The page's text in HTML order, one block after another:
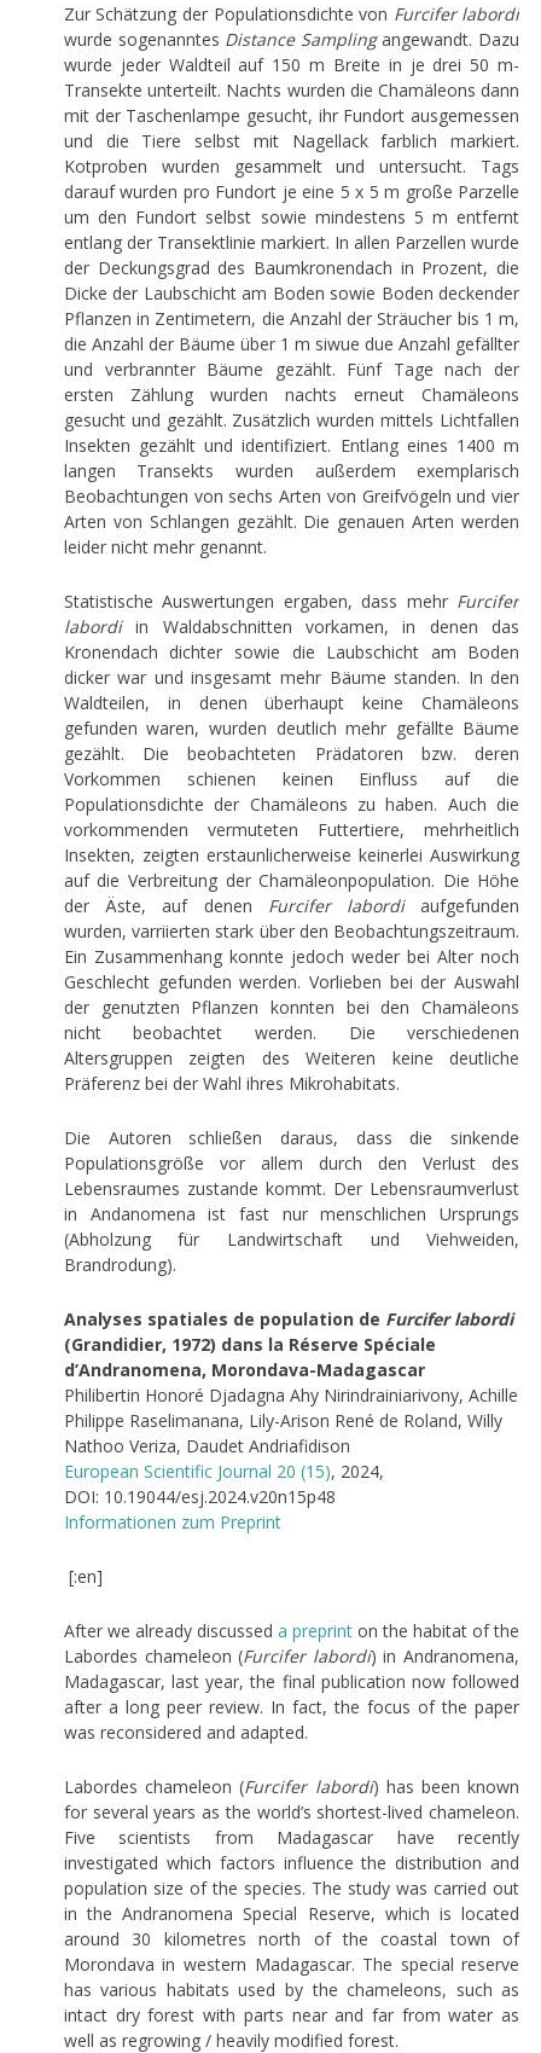
Zur Schätzung der Populationsdichte von Furcifer labordi
wurde sogenanntes Distance Samplingangewandt. Dazu
wurde jeder Waldteil auf 150 m Breite in je drei 50 m-
Transekte unterteilt. Nachts wurden die Chamäleons dann
mit der Taschenlampe gesucht, ihr Fundort ausgemessen
und die Tiere selbst mit Nagellack farblich markiert.
Kotproben wurden gesammelt und untersucht. Tags
darauf wurden pro Fundort je eine 5 x 5 m große Parzelle
um den Fundort selbst sowie mindestens 5 m entfernt
entlang der Transektlinie markiert. In allen Parzellen wurde
der Deckungsgrad des Baumkronendach in Prozent, die
Dicke der Laubschicht am Boden sowie Boden deckender
Pflanzen in Zentimetern, die Anzahl der Sträucher bis 1 m,
die Anzahl der Bäume über 1 m siwue due Anzahl gefällter
und verbrannter Bäume gezählt. Fünf Tage nach der
ersten Zählung wurden nachts erneut Chamäleons
gesucht und gezählt. Zusätzlich wurden mittels Lichtfallen
Insekten gezählt und identifiziert. Entlang eines 1400 m
langen Transekts wurden außerdem exemplarisch
Beobachtungen von sechs Arten von Greifvögeln und vier
Arten von Schlangen gezählt. Die genauen Arten werden
leider nicht mehr genannt.
Statistische Auswertungen ergaben, dass mehr Furcifer
labordiin Waldabschnitten vorkamen, in denen das
Kronendach dichter sowie die Laubschicht am Boden
dicker war und insgesamt mehr Bäume standen. In den
Waldteilen, in denen überhaupt keine Chamäleons
gefunden waren, wurden deutlich mehr gefällte Bäume
gezählt. Die beobachteten Prädatoren bzw. deren
Vorkommen schienen keinen Einfluss auf die
Populationsdichte der Chamäleons zu haben. Auch die
vorkommenden vermuteten Futtertiere, mehrheitlich
Insekten, zeigten erstaunlicherweise keinerlei Auswirkung
auf die Verbreitung der Chamäleonpopulation. Die Höhe
der Äste, auf denen Furcifer labordiaufgefunden
wurden, varriierten stark über den Beobachtungszeitraum.
Ein Zusammenhang konnte jedoch weder bei Alter noch
Geschlecht gefunden werden. Vorlieben bei der Auswahl
der genutzten Pflanzen konnten bei den Chamäleons
nicht beobachtet werden. Die verschiedenen
Altersgruppen zeigten des Weiteren keine deutliche
Präferenz bei der Wahl ihres Mikrohabitats.
Die Autoren schließen daraus, dass die sinkende
Populationsgröße vor allem durch den Verlust des
Lebensraumes zustande kommt. Der Lebensraumverlust
in Andanomena ist fast nur menschlichen Ursprungs
(Abholzung für Landwirtschaft und Viehweiden,
Brandrodung).
Analyses spatiales de population de Furcifer labordi
(Grandidier, 1972) dans la Réserve Spéciale
d’Andranomena, Morondava-Madagascar
Philibertin Honoré Djadagna Ahy Nirindrainiarivony, Achille
Philippe Raselimanana, Lily-Arison René de Roland, Willy
Nathoo Veriza, Daudet Andriafidison
European Scientific Journal 20 (15), 2024,
DOI: 10.19044/esj.2024.v20n15p48
Informationen zum Preprint
[:en]
After we already discussed a preprint on the habitat of the
Labordes chameleon (Furcifer labordi) in Andranomena,
Madagascar, last year, the final publication now followed
after a long peer review. In fact, the focus of the paper
was reconsidered and adapted.
Labordes chameleon (Furcifer labordi) has been known
for several years as the world’s shortest-lived chameleon.
Five scientists from Madagascar have recently
investigated which factors influence the distribution and
population size of the species. The study was carried out
in the Andranomena Special Reserve, which is located
around 30 kilometres north of the coastal town of
Morondava in western Madagascar. The special reserve
has various habitats used by the chameleons, such as
intact dry forest with parts near and far from water as
well as regrowing / heavily modified forest.